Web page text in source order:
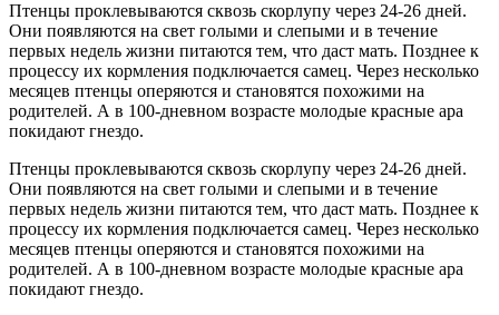
Птенцы проклевываются сквозь скорлупу через 24-26 дней.
Они появляются на свет голыми и слепыми и в течение
первых недель жизни питаются тем, что даст мать. Позднее к
процессу их кормления подключается самец. Через несколько
месяцев птенцы оперяются и становятся похожими на
родителей. А в 100-дневном возрасте молодые красные ара
покидают гнездо.
Птенцы проклевываются сквозь скорлупу через 24-26 дней.
Они появляются на свет голыми и слепыми и в течение
первых недель жизни питаются тем, что даст мать. Позднее к
процессу их кормления подключается самец. Через несколько
месяцев птенцы оперяются и становятся похожими на
родителей. А в 100-дневном возрасте молодые красные ара
покидают гнездо.